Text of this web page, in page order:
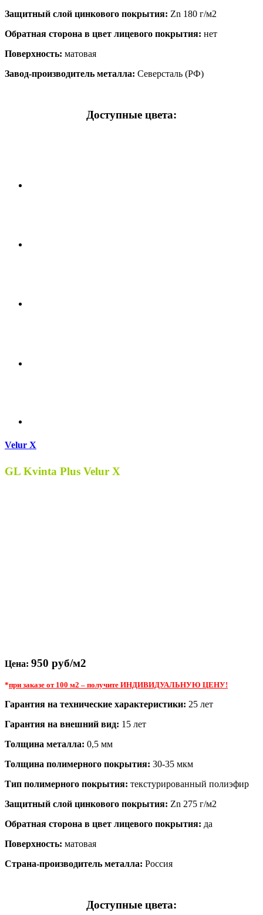
Защитный слой цинкового покрытия: Zn 180 г/м2
Обратная сторона в цвет лицевого покрытия: нет
Поверхность: матовая
Завод-производитель металла: Северсталь (РФ)
Доступные цвета:
Velur X
GL Kvinta Plus Velur X
Цена: 950 руб/м2
*при заказе от 100 м2 – получите ИНДИВИДУАЛЬНУЮ ЦЕНУ!
Гарантия на технические характеристики: 25 лет
Гарантия на внешний вид: 15 лет
Толщина металла: 0,5 мм
Толщина полимерного покрытия: 30-35 мкм
Тип полимерного покрытия: текстурированный полиэфир
Защитный слой цинкового покрытия: Zn 275 г/м2
Обратная сторона в цвет лицевого покрытия: да
Поверхность: матовая
Страна-производитель металла: Россия
Доступные цвета: